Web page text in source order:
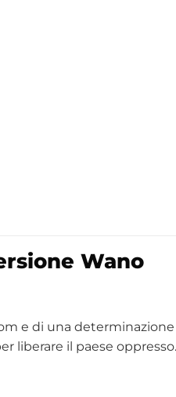
Wano
e di una determinazione
liberare il paese oppresso.